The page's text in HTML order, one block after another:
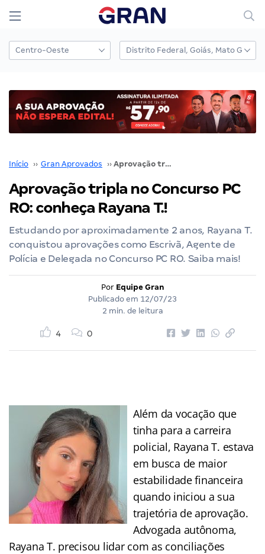
Início ›› Gran Aprovados ›› Aprovação tripla no Concurso PC RO: conheça Rayana T.!
Aprovação tripla no Concurso PC
RO: conheça Rayana T.!
Estudando por aproximadamente 2 anos, Rayana T.
conquistou aprovações como Escrivã, Agente de
Polícia e Delegada no Concurso PC RO. Saiba mais!
Por Equipe Gran
Publicado em 12/07/23
2 min. de leitura
4 0
Além da vocação que
tinha para a carreira
policial, Rayana T. estava
em busca de maior
estabilidade financeira
quando iniciou a sua
trajetória de aprovação.
Advogada autônoma,
Rayana T. precisou lidar com as conciliações